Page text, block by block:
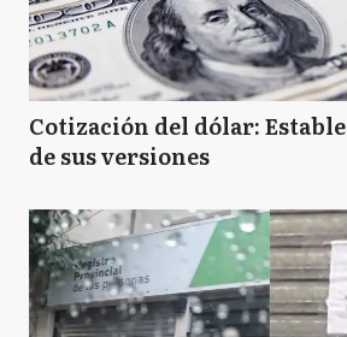
Cotización del dólar:
de sus versiones